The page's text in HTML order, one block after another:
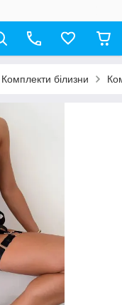
Комплекти білизни